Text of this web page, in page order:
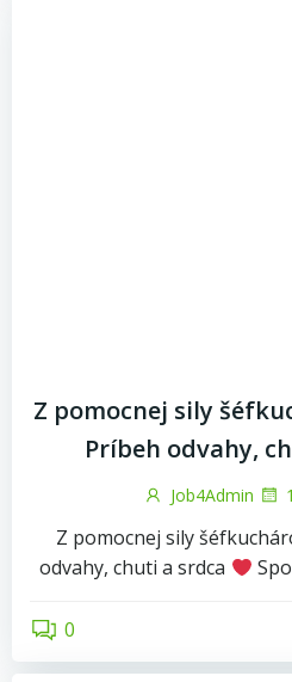
Z pomocnej sily
Príbeh odvahy,
Job4Admin
Z pomocnej sily
odvahy, chuti a srdca
0